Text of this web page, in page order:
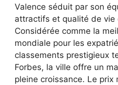
Valence séduit par son
attractifs et qualité de vie
Considérée comme la
mondiale pour les
classements prestigieux
Forbes, la ville offre un
pleine croissance. Le prix